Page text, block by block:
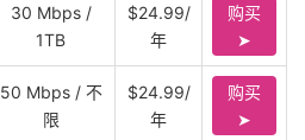
30 Mbps /
1TB
$24.99/
年
购买
➤
50 Mbps / 不
限
$24.99/
年
购买
➤